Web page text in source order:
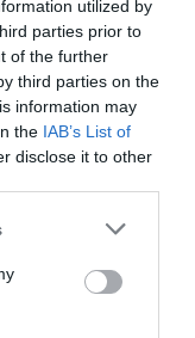
utilized by
parties prior to
of the further
third parties on the
information may
the IAB’s List of
disclose it to other
or more Google
You may click to
party tags to
in below Google